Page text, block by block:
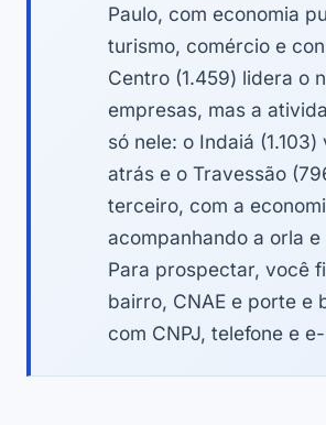
Paulo, com economia
turismo, comércio e
Centro (1.459) lidera o
empresas, mas a
só nele: o Indaiá (1.103)
atrás e o Travessão
terceiro, com a
acompanhando a orla e
Para prospectar, você
bairro, CNAE e porte e
com CNPJ, telefone e